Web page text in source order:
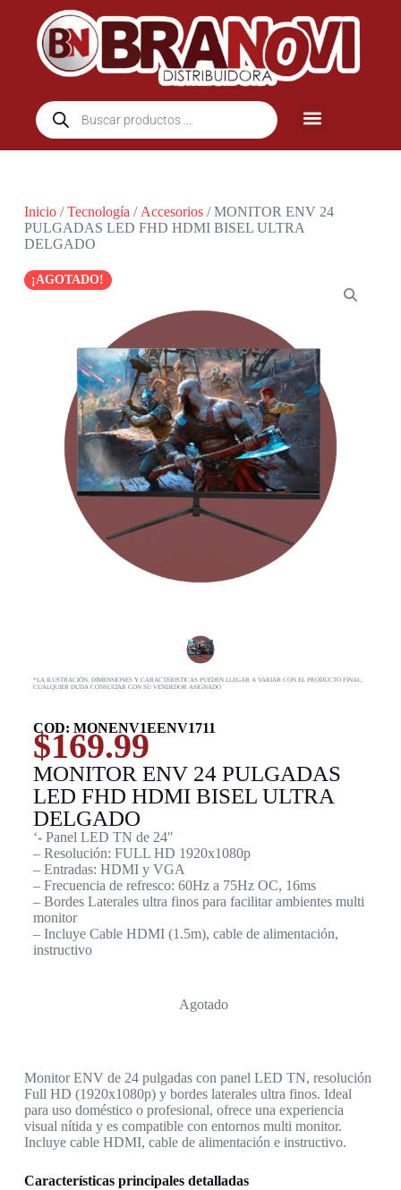
Inicio/Tecnología / Accesorios/ MONITOR ENV 24
PULGADAS LED FHD HDMI BISEL ULTRA
DELGADO
¡AGOTADO!
*LA ILUSTRACIÓN, DIMENSIONES Y CARACTERISTICAS PUEDEN LLEGAR A VARIAR CON EL PRODUCTO FINAL,
CUALQUIER DUDA CONSULTAR CON SU VENDEDOR ASIGNADO
COD: MONENV1EENV1711
$169.99
MONITOR ENV 24 PULGADAS
LED FHD HDMI BISEL ULTRA
DELGADO
‘- Panel LED TN de 24″
– Resolución: FULL HD 1920x1080p
– Entradas: HDMI y VGA
– Frecuencia de refresco: 60Hz a 75Hz OC, 16ms
– Bordes Laterales ultra finos para facilitar ambientes multi
monitor
– Incluye Cable HDMI (1.5m), cable de alimentación,
instructivo
Agotado
Monitor ENV de 24 pulgadas con panel LED TN, resolución
Full HD (1920x1080p) y bordes laterales ultra finos. Ideal
para uso doméstico o profesional, ofrece una experiencia
visual nítida y es compatible con entornos multi monitor.
Incluye cable HDMI, cable de alimentación e instructivo.
Características principales detalladas